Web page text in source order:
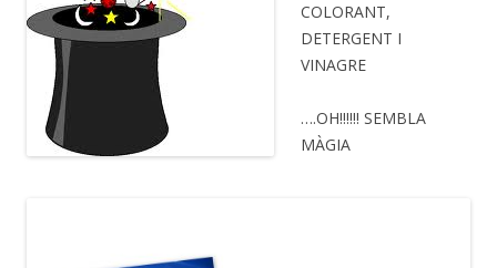
COLORANT,
DETERGENT I
VINAGRE
….OH!!!!!! SEMBLA
MÀGIA